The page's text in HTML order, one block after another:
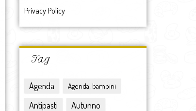
gennaio 2017
dicembre 2016
novembre 2016
ottobre 2016
settembre 2016
luglio 2016
giugno 2016
Privacy Policy
Tag
Agenda Agenda; bambini
Antipasti Autunno